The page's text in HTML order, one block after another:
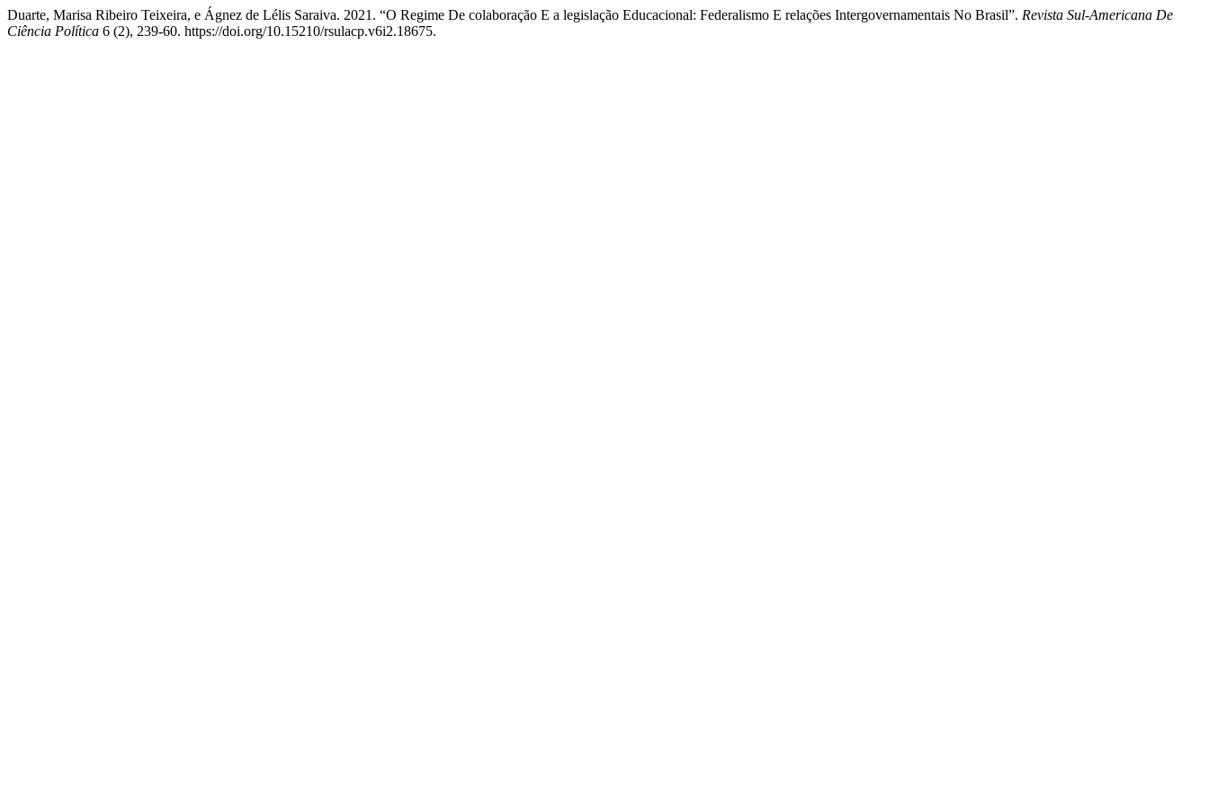
Duarte, Marisa Ribeiro Teixeira, e Ágnez de Lélis Saraiva. 2021. “O Regime De colaboração E a legislação Educacional: Federalismo E relações Intergovernamentais No Brasil”. Revista Sul-Americana De
Ciência Política 6 (2), 239-60. https://doi.org/10.15210/rsulacp.v6i2.18675.